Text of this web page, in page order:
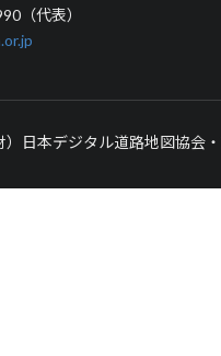
（代表）
日本デジタル道路地図協会